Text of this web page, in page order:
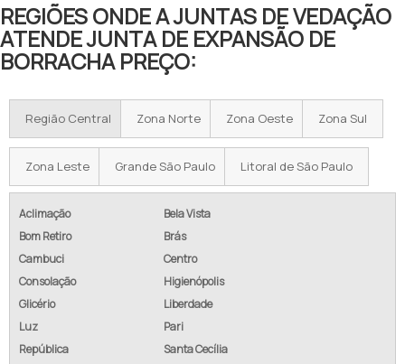
REGIÕES ONDE A JUNTAS DE VEDAÇÃO
ATENDE JUNTA DE EXPANSÃO DE
BORRACHA PREÇO:
Região Central Zona Norte Zona Oeste Zona Sul
Zona Leste Grande São Paulo Litoral de São Paulo
Aclimação
Bela Vista
Bom Retiro
Brás
Cambuci
Centro
Consolação
Higienópolis
Glicério
Liberdade
Luz
Pari
República
Santa Cecília